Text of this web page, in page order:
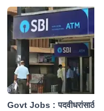
Govt Jobs : पदवीधरांसाठी